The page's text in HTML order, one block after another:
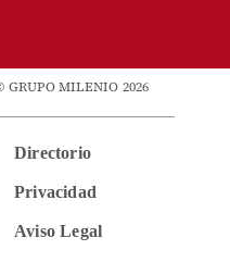
GRUPO MILENIO 2026
Directorio
Privacidad
Aviso Legal